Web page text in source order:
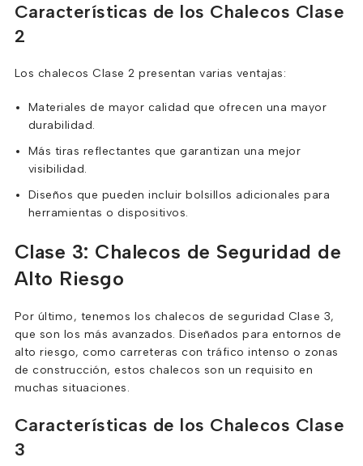
Características de los Chalecos Clase
2
Los chalecos Clase 2 presentan varias ventajas:
Materiales de mayor calidad que ofrecen una mayor
durabilidad.
Más tiras reflectantes que garantizan una mejor
visibilidad.
Diseños que pueden incluir bolsillos adicionales para
herramientas o dispositivos.
Clase 3: Chalecos de Seguridad de
Alto Riesgo
Por último, tenemos los chalecos de seguridad Clase 3,
que son los más avanzados. Diseñados para entornos de
alto riesgo, como carreteras con tráfico intenso o zonas
de construcción, estos chalecos son un requisito en
muchas situaciones.
Características de los Chalecos Clase
3